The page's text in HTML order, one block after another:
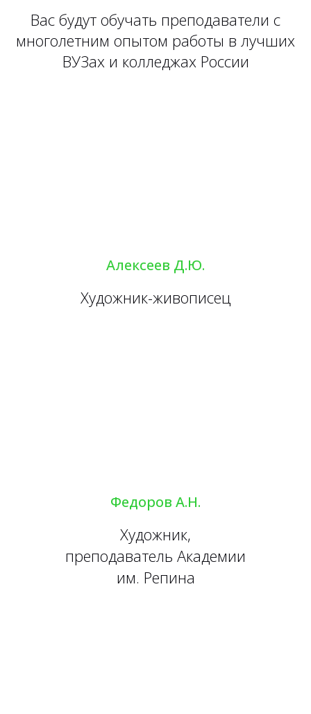
Вас будут обучать преподаватели с
многолетним опытом работы в лучших
ВУЗах и колледжах России
Алексеев Д.Ю.
Художник-живописец
Федоров А.Н.
Художник,
преподаватель Академии
им. Репина